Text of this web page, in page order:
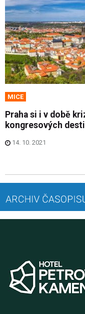
MICE
Praha si i v době
kongresových
14. 10. 2021